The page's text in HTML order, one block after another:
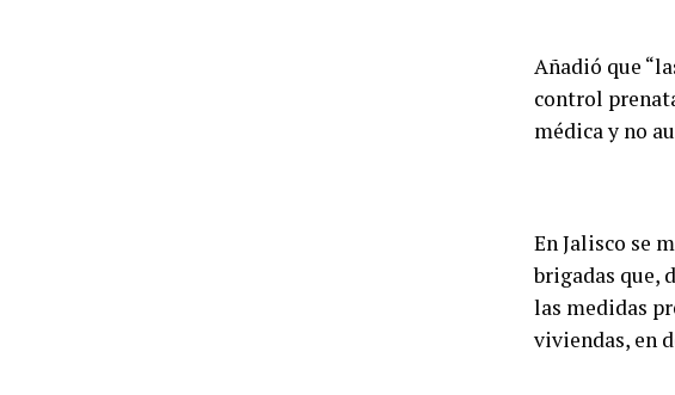
Añadió que
control
médica y no
En Jalisco se
brigadas que,
las medidas
viviendas, en